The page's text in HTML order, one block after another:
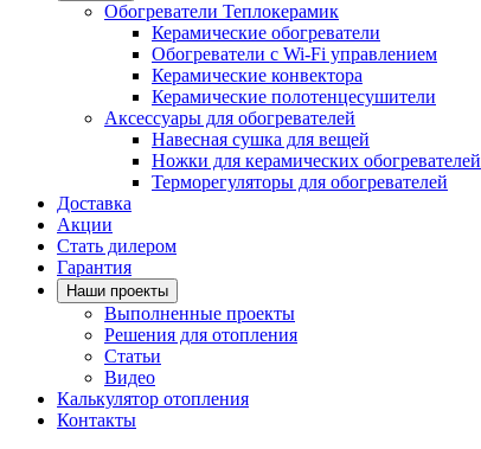
Обогреватели Теплокерамик
Керамические обогреватели
Обогреватели с Wi-Fi управлением
Керамические конвектора
Керамические полотенцесушители
Аксессуары для обогревателей
Навесная сушка для вещей
Ножки для керамических обогревателей
Терморегуляторы для обогревателей
Доставка
Акции
Стать дилером
Гарантия
Наши проекты
Выполненные проекты
Решения для отопления
Статьи
Видео
Калькулятор отопления
Контакты